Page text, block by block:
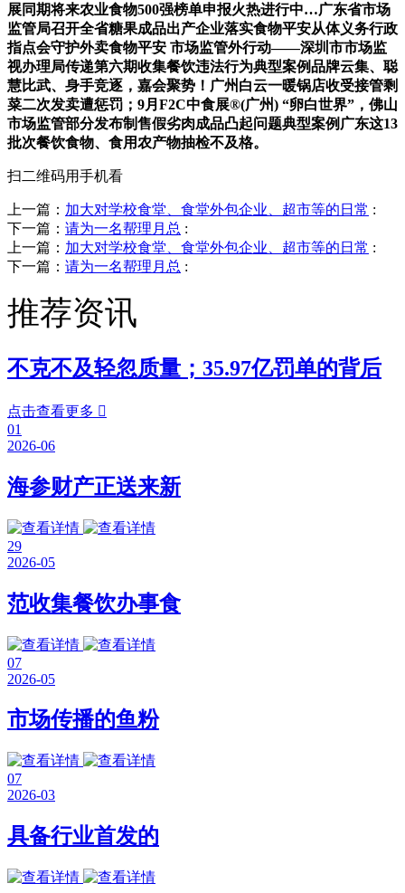
展同期将来农业食物500强榜单申报火热进行中…广东省市场
监管局召开全省糖果成品出产企业落实食物平安从体义务行政
指点会守护外卖食物平安 市场监管外行动——深圳市市场监
视办理局传递第六期收集餐饮违法行为典型案例品牌云集、聪
慧比武、身手竞逐，嘉会聚势！广州白云一暖锅店收受接管剩
菜二次发卖遭惩罚；9月F2C中食展®(广州) “卵白世界”，佛山
市场监管部分发布制售假劣肉成品凸起问题典型案例广东这13
批次餐饮食物、食用农产物抽检不及格。
扫二维码用手机看
上一篇： 加大对学校食堂、食堂外包企业、超市等的日常 :
下一篇： 请为一名帮理月总 :
上一篇： 加大对学校食堂、食堂外包企业、超市等的日常 :
下一篇： 请为一名帮理月总 :
推荐资讯
不克不及轻忽质量；35.97亿罚单的背后
点击查看更多 
01
2026-06
海参财产正送来新
29
2026-05
范收集餐饮办事食
07
2026-05
市场传播的鱼粉
07
2026-03
具备行业首发的